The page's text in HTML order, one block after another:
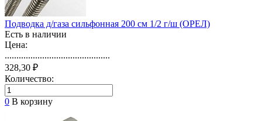
Подводка д/газа сильфонная 200 см 1/2 г/ш (ОРЕЛ)
Есть в наличии
Цена:
.............................................
328,30 ₽
Количество:
0 В корзину